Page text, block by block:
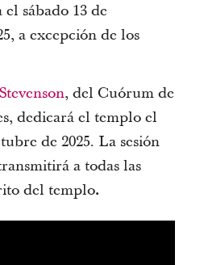
el sábado 13 de
a excepción de los
, del Cuórum de
dedicará el templo el
de 2025. La sesión
a todas las
del templo.